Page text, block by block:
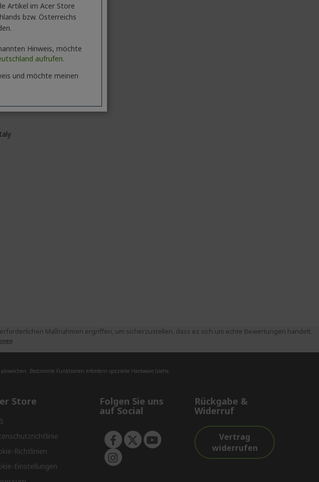
Maßnahmen ergriffen, um sicherzustellen, dass es sich um echte Bewertungen handelt.
Bestimmte Funktionen erfordern spezielle Hardware (siehe
Store
Richtlinien
Einstellungen
Folgen Sie uns
auf Social
Rückgabe &
Widerruf
Vertrag
widerrufen
Artikel im Acer Store
bzw. Österreichs
Hinweis, möchte
aufrufen.
und möchte meinen